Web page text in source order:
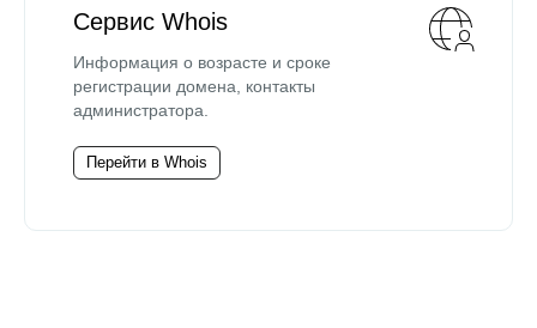
Сервис Whois
Информация о возрасте и сроке
регистрации домена, контакты
администратора.
Перейти в Whois